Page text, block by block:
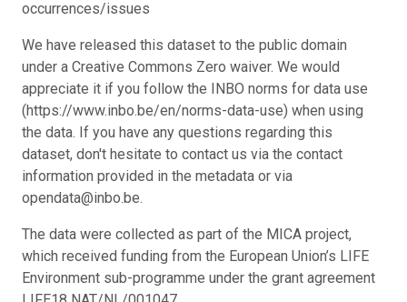
occurrences/issues
We have released this dataset to the public domain
under a Creative Commons Zero waiver. We would
appreciate it if you follow the INBO norms for data use
(https://www.inbo.be/en/norms-data-use) when using
the data. If you have any questions regarding this
dataset, don't hesitate to contact us via the contact
information provided in the metadata or via
opendata@inbo.be.
The data were collected as part of the MICA project,
which received funding from the European Union’s LIFE
Environment sub-programme under the grant agreement